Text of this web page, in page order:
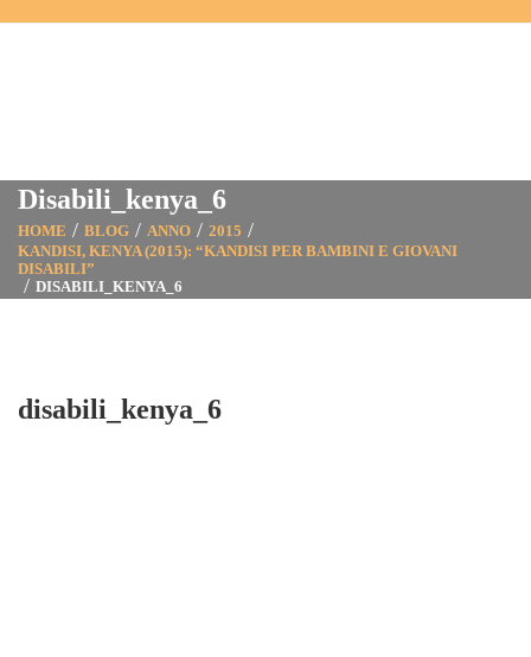
Disabili_kenya_6
HOME BLOG ANNO
2015
KANDISI, KENYA (2015): “KANDISI PER BAMBINI E GIOVANI
DISABILI”
DISABILI_KENYA_6
disabili_kenya_6